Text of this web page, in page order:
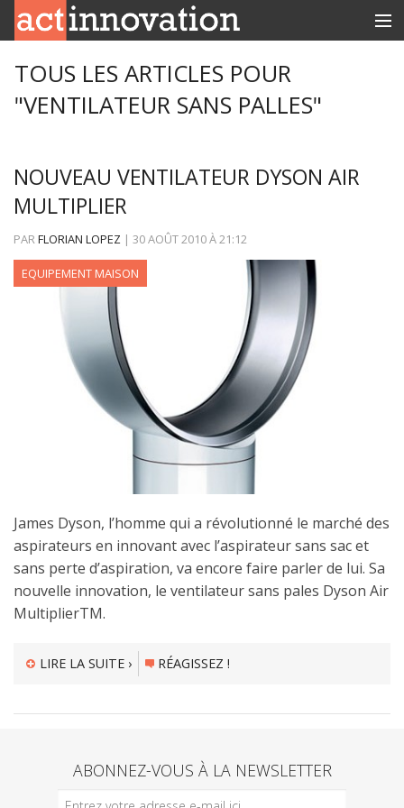
INNOBOX
TOUS LES ARTICLES POUR
"VENTILATEUR SANS PALLES"
NOUVEAU VENTILATEUR DYSON AIR
MULTIPLIER
PARFLORIAN LOPEZ | 30 AOÛT 2010À21:12
EQUIPEMENT MAISON
James Dyson, l’homme qui a révolutionné le marché des
aspirateurs en innovant avec l’aspirateur sans sac et
sans perte d’aspiration, va encore faire parler de lui. Sa
nouvelle innovation, le ventilateur sans pales Dyson Air
MultiplierTM.
LIRE LA SUITE › RÉAGISSEZ !
ABONNEZ-VOUS À LA NEWSLETTER